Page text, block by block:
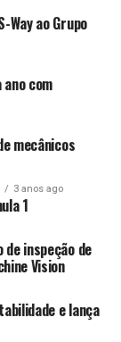
Way ao Grupo
com
mecânicos
3 anos ago
1
de inspeção de
Vision
e lança